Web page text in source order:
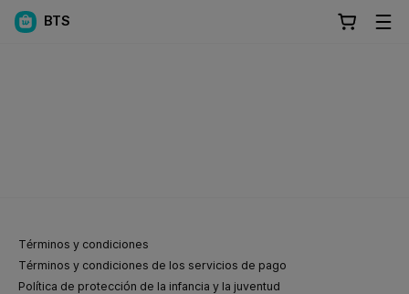
BTS
Términos y condiciones
Términos y condiciones de los servicios de pago
Política de protección de la infancia y la juventud